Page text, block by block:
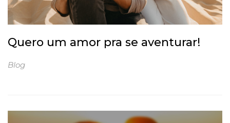
Quero um amor pra se aventurar!
Blog